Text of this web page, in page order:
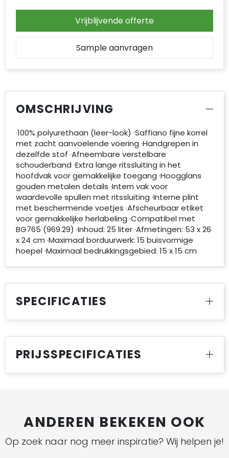
Vrijblijvende offerte
Sample aanvragen
OMSCHRIJVING
·100% polyurethaan (leer-look) ·Saffiano fijne korrel
met zacht aanvoelende voering ·Handgrepen in
dezelfde stof ·Afneembare verstelbare
schouderband ·Extra lange ritssluiting in het
hoofdvak voor gemakkelijke toegang ·Hoogglans
gouden metalen details ·Intern vak voor
waardevolle spullen met ritssluiting ·Interne plint
met beschermende voetjes ·Afscheurbaar etiket
voor gemakkelijke herlabeling ·Compatibel met
BG765 (969.29) ·Inhoud: 25 liter ·Afmetingen: 53 x 26
x 24 cm ·Maximaal borduurwerk: 15 buisvormige
hoepel ·Maximaal bedrukkingsgebied: 15 x 15 cm
SPECIFICATIES
PRIJSSPECIFICATIES
ANDEREN BEKEKEN OOK
Op zoek naar nog meer inspiratie? Wij helpen je!